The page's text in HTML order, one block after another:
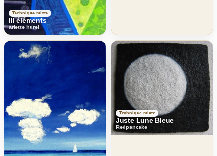
Technique mixte
III éléments
arlette hurel
Technique mixte
Juste Lune Bleue
Redpancake